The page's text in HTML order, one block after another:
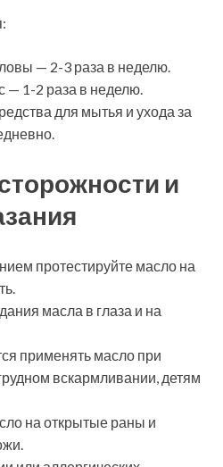
— 2-3 раза в неделю.
— 1-2 раза в неделю.
для мытья и ухода за
и
протестируйте масло на
масла в глаза и на
применять масло при
вскармливании, детям
на открытые раны и